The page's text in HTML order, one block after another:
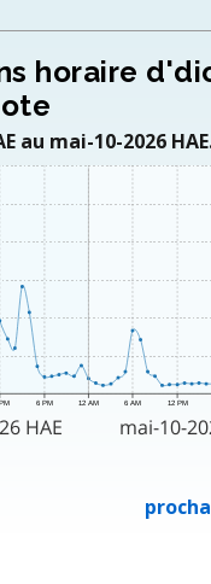
horaire
au mai-10-2026
6 PM 12 AM 6 AM 12 PM
HAE mai-10-